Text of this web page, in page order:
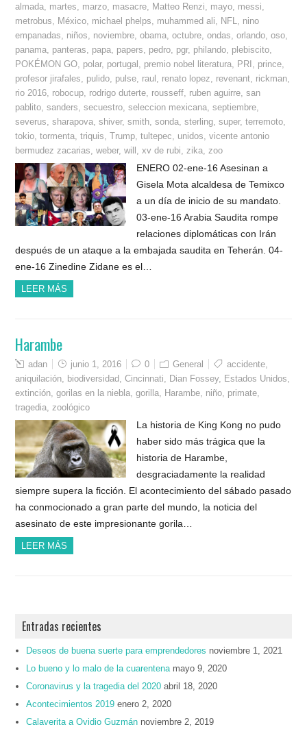
almada martes marzo masacre Matteo Renzi mayo messi
metrobus
México michael phelps muhammed ali NFL
nino
empanadas
niños noviembre ,obama ,octubre ,ondas ,orlando ,oso
panama panteras papa papers pedro pgr, philando plebiscito
POKÉMON GO polar, portugal premio nobel literatura PRI prince
profesor jirafales
pulido pulse raul renato lopez revenant rickman
rio 2016 robocup rodrigo duterte rousseff ruben aguirre ,san
pablito ,sanders ,secuestro ,seleccion mexicana ,septiembre
severus ,sharapova ,shiver,smith ,sonda ,sterling ,super,terremoto
tokio ,tormenta ,triquis ,Trump ,tultepec unidos ,vicente antonio
bermudez zacarias ,weber,will ,xv de rubi zika zoo
ENERO 02-ene-16 Asesinan a
Gisela Mota alcaldesa de Temixco
a un día de inicio de su mandato.
03-ene-16 Arabia Saudita rompe
relaciones diplomáticas con Irán
después de un ataque a la embajada saudita en Teherán. 04-
ene-16 Zinedine Zidane es el…
LEER MÁS
Harambe
adan junio 1, 2016 0 General accidente
aniquilación
biodiversidad ,Cincinnati Dian Fossey, Estados Unidos
extinción ,gorilas en la niebla ,gorilla Harambe niño primate
tragedia zoológico
La historia de King Kong no pudo
haber sido más trágica que la
historia de Harambe,
desgraciadamente la realidad
siempre supera la ficción. El acontecimiento del sábado pasado
ha conmocionado a gran parte del mundo, la noticia del
asesinato de este impresionante gorila…
LEER MÁS
Entradas recientes
Deseos de buena suerte para emprendedores noviembre 1, 2021
Lo bueno y lo malo de la cuarentena mayo 9, 2020
Coronavirus y la tragedia del 2020 abril 18, 2020
Acontecimientos 2019 enero 2, 2020
Calaverita a Ovidio Guzmán noviembre 2, 2019